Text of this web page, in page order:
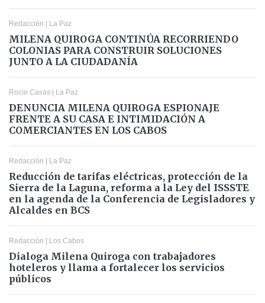
Redacción La Paz
MILENA QUIROGA CONTINÚA RECORRIENDO
COLONIAS PARA CONSTRUIR SOLUCIONES
JUNTO A LA CIUDADANÍA
Rocio Casas La Paz
DENUNCIA MILENA QUIROGA ESPIONAJE
FRENTE A SU CASA E INTIMIDACIÓN A
COMERCIANTES EN LOS CABOS
Redacción La Paz
Reducción de tarifas eléctricas, protección de la
Sierra de la Laguna, reforma a la Ley del ISSSTE
en la agenda de la Conferencia de Legisladores y
Alcaldes en BCS
Redacción Los Cabos
Dialoga Milena Quiroga con trabajadores
hoteleros y llama a fortalecer los servicios
públicos